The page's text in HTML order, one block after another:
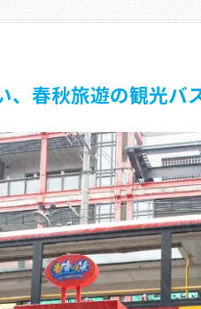
、春秋旅遊の観光バ